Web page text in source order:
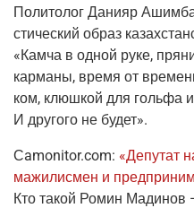
Поли­то­лог Дани­яр
сти­че­ский образ
«Кам­ча в одной руке,
кар­ма­ны, вре­мя от
ком, клюш­кой для голь­фа
И дру­го­го не будет».
Сamonitor.com: «Депу­тат
мажи­лис­мен и
Кто такой Ромин Мади­нов